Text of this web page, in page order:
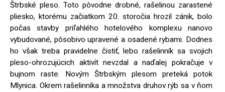
Štrbské pleso. Toto pôvodne drobné, rašelinou zarastené
pliesko, ktorému začiatkom 20. storočia hrozil zánik, bolo
počas stavby priľahlého hotelového komplexu nanovo
vybudované, pôsobivo upravené a osadené rybami. Dodnes
ho však treba pravidelne čistiť, lebo rašelinník sa svojich
pleso-ohrozujúcich aktivít nevzdal a naďalej pokračuje v
bujnom raste. Novým Štrbským plesom preteká potok
Mlynica. Okrem rašelinníka a množstva druhov rýb sa v ňom